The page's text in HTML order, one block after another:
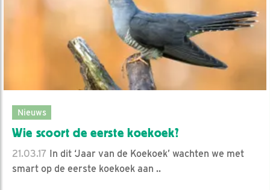
Nieuws
Wie scoort de eerste koekoek?
21.03.17 In dit ‘Jaar van de Koekoek’ wachten we met
smart op de eerste koekoek aan ..